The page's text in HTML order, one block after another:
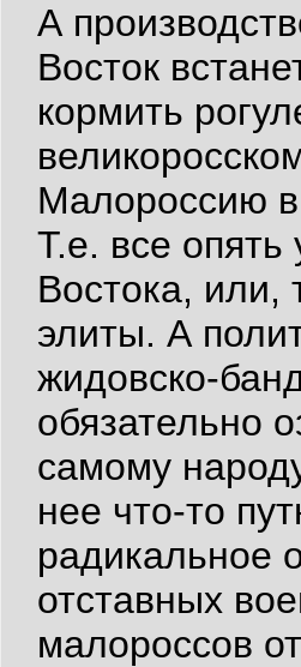
А
Восток
кормить
Малороссию в
Т.е. все
Востока, или,
элиты. А
жидовско-
обязательно
самому
нее что-то
радикальное
отставных
малороссов